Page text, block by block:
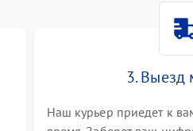
3. Выезд
Наш курьер приедет к